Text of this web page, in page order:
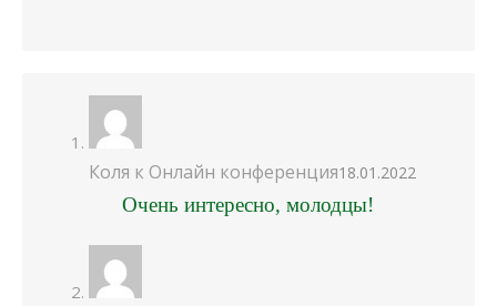
Коля к Онлайн конференция18.01.2022
Очень интересно, молодцы!